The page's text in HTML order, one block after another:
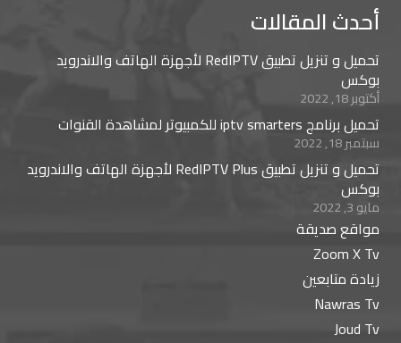
أحدث المقالات
تحميل و تنزيل تطبيق RedIPTV لأجهزة الهاتف والاندرويد
بوكس
أكتوبر 18, 2022
تحميل برنامج iptv smarters للكمبيوتر لمشاهدة القنوات
سبتمبر 18, 2022
تحميل و تنزيل تطبيق RedIPTV Plus لأجهزة الهاتف والاندرويد
بوكس
مايو 3, 2022
مواقع صديقة
Zoom X Tv
زيادة متابعين
Nawras Tv
Joud Tv